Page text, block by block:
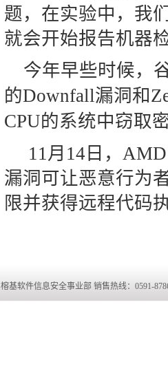
题，在实验中，我
就会开始报告机器
今年早些时候，
的Downfall漏洞和
CPU的系统中窃取
11月14日，
漏洞可让恶意行为
限并获得远程代码
榕基软件信息安全事业部 销售热线：0591-